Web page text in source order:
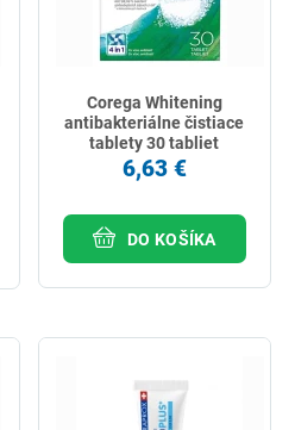
Corega Whitening
antibakteriálne čistiace
tablety 30 tabliet
6,63 €
DO KOŠÍKA